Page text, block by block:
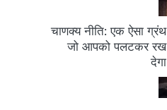
चाणक्य नीति: एक ऐसा ग्रंथ
जो आपको पलटकर रख
देगा